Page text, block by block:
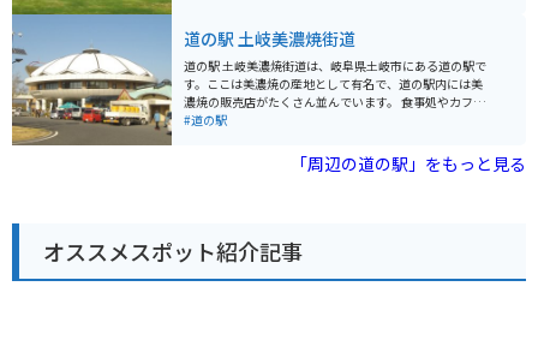
史跡が調和した魅力的な地域です。道の駅 マチテラス日
進は、そんな日進市の魅力を気軽に体験できるスポット
として人気を集めています。 日進マルシェでは、地元の
農家が丹精込めて育てた新鮮な野菜や果物、日進市の特
産品である「日進ハム」や「日進味噌」、地元産の米粉
の味を堪能できます。ベーカリーカフェでは、焼きたて
また、授乳室やおむつ交換台も完備されているので、小
さな子供連れでも安心して利用できます。 バイクで訪れ
る場合、道の駅には広々とした駐車場が完備されている
道の駅 土岐美濃焼街道
道の駅 土岐美濃焼街道は、岐阜県土岐市にある道の駅で
す。ここは美濃焼の産地として有名で、道の駅内には美
濃焼の販売店がたくさん並んでいます。 食事処やカフェ
もあり、美濃焼の器で食事を楽しむことができます。ま
り、陶芸体験ができる施設もあります。 バイクで訪れる
場合、道の駅には広い駐車場が完備されているので安心
で、お土産にいかがでしょうか。道の駅 土岐美濃焼街道
は、美濃焼の魅力を満喫できるスポットです。
#道の駅
「周辺の道の駅」をもっと見る
オススメスポット紹介記事